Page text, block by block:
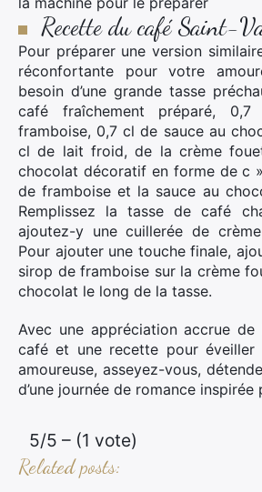
Recette du café Saint-
Pour préparer une version
réconfortante pour votre
besoin d’une grande tasse
café fraîchement préparé,
framboise, 0,7 cl de sauce au
cl de lait froid, de la crème
chocolat décoratif en forme de c
de framboise et la sauce au
Remplissez la tasse de café
ajoutez-y une cuillerée de
Pour ajouter une touche finale,
sirop de framboise sur la crème
chocolat le long de la tasse.
Avec une appréciation accrue de
café et une recette pour
amoureuse, asseyez-vous,
d’une journée de romance inspirée
5/5 – (1 vote)
Related posts: